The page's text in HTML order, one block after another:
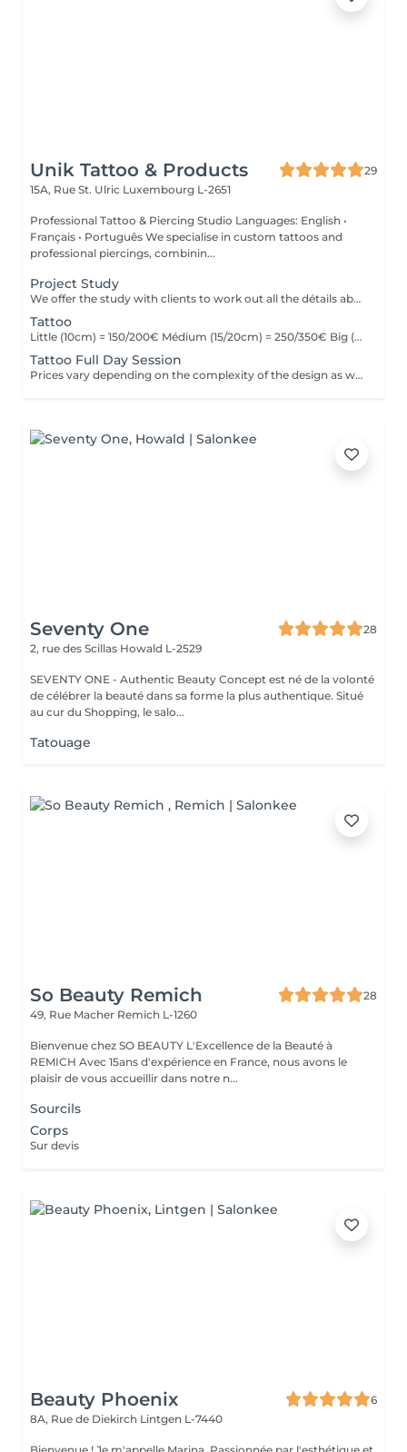
Unik Tattoo & Products
29
15A, Rue St. Ulric Luxembourg L-2651
Professional Tattoo & Piercing Studio Languages: English •
Français • Português We specialise in custom tattoos and
professional piercings, combinin...
Project Study
We offer the study with clients to work out all the détails about their tattoo.
Tattoo
Little (10cm) = 150/200€ Médium (15/20cm) = 250/350€ Big (25cm/+) = start at 400€ Custom quotes per project! The prices vary depending on the complexity of the design as well as the área to be tattoed!
Tattoo Full Day Session
Prices vary depending on the complexity of the design as well as the área to be tattoed.
Seventy One
28
2, rue des Scillas Howald L-2529
SEVENTY ONE - Authentic Beauty Concept est né de la volonté
de célébrer la beauté dans sa forme la plus authentique. Situé
au cur du Shopping, le salo...
Tatouage
So Beauty Remich
28
49, Rue Macher Remich L-1260
Bienvenue chez SO BEAUTY L'Excellence de la Beauté à
REMICH Avec 15ans d'expérience en France, nous avons le
plaisir de vous accueillir dans notre n...
Sourcils
Corps
Sur devis
Beauty Phoenix
6
8A, Rue de Diekirch Lintgen L-7440